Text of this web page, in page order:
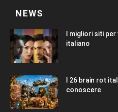
NEWS
I migliori siti
italiano
I 26 brain rot
conoscere